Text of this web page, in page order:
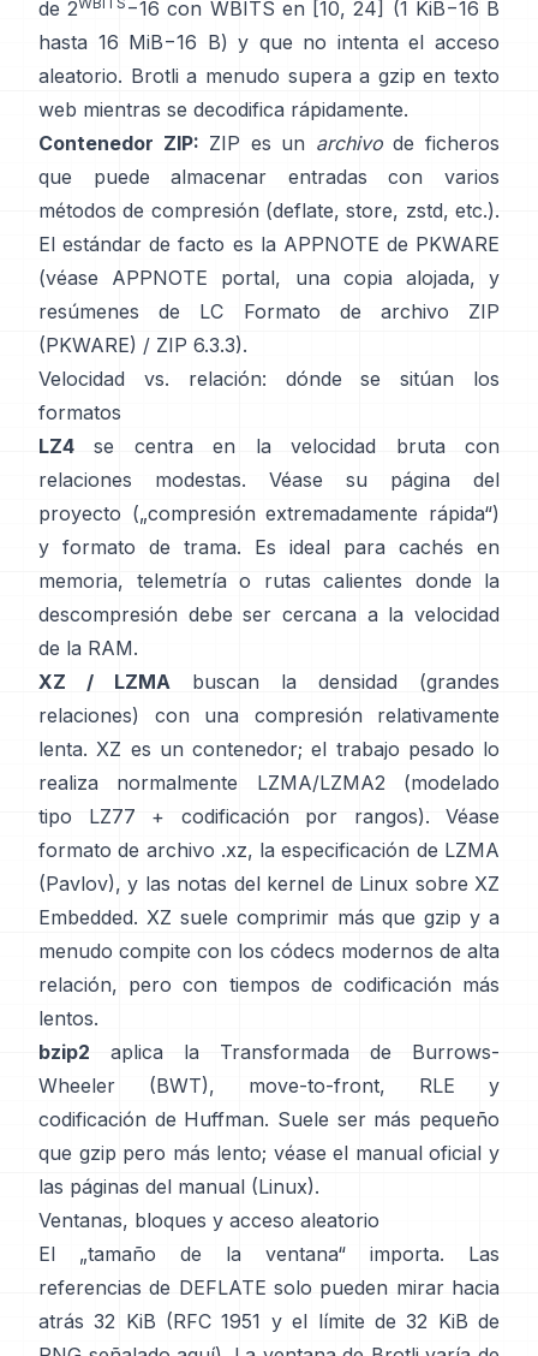
de 2
−16 con WBITS en [10, 24] (1 KiB−16 B
hasta 16 MiB−16 B) y que no intenta el acceso
aleatorio. Brotli a menudo supera a gzip en texto
web mientras se decodifica rápidamente.
Contenedor ZIP: ZIP es un archivode ficheros
que puede almacenar entradas con varios
métodos de compresión (deflate, store, zstd, etc.).
El estándar de facto es la APPNOTE de PKWARE
(véase
APPNOTE portal, una copia alojada, y
resúmenes de LC
Formato de archivo ZIP
(PKWARE) / ZIP 6.3.3).
Velocidad vs. relación: dónde se sitúan los
formatos
LZ4 se centra en la velocidad bruta con
relaciones modestas. Véase su
página del
proyecto („compresión extremadamente rápida“)
y formato de trama. Es ideal para cachés en
memoria, telemetría o rutas calientes donde la
descompresión debe ser cercana a la velocidad
de la RAM.
XZ / LZMA buscan la densidad (grandes
relaciones) con una compresión relativamente
lenta. XZ es un contenedor; el trabajo pesado lo
realiza normalmente LZMA/LZMA2 (modelado
tipo LZ77 + codificación por rangos). Véase
formato de archivo .xz, la especificación de LZMA
(Pavlov), y las notas del kernel de Linux sobre XZ
Embedded. XZ suele comprimir más que gzip y a
menudo compite con los códecs modernos de alta
relación, pero con tiempos de codificación más
lentos.
bzip2 aplica la
Transformada de Burrows-
Wheeler (BWT), move-to-front, RLE y
codificación de Huffman. Suele ser más pequeño
que gzip pero más lento; véase el manual oficial y
las páginas del manual (Linux).
Ventanas, bloques y acceso aleatorio
El „tamaño de la ventana“ importa. Las
referencias de DEFLATE solo pueden mirar hacia
atrás 32 KiB (RFC 1951 y el límite de 32 KiB de